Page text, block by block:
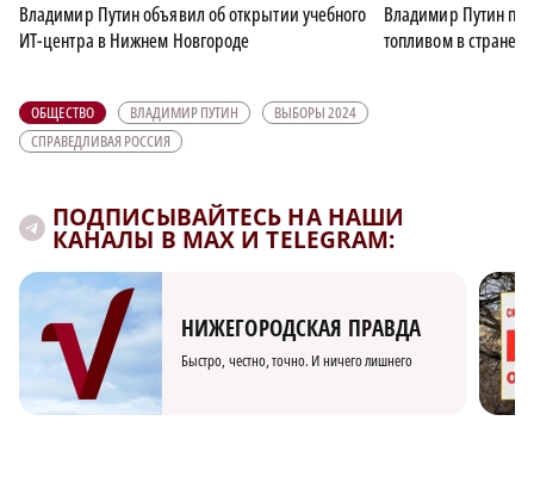
Владимир Путин объявил об открытии учебного
ИТ-центра в Нижнем Новгороде
Владимир Путин
топливом в стране
ОБЩЕСТВО ВЛАДИМИР ПУТИН
ВЫБОРЫ 2024
СПРАВЕДЛИВАЯ РОССИЯ
ПОДПИСЫВАЙТЕСЬ НА НАШИ
КАНАЛЫ В MAX И TELEGRAM:
НИЖЕГОРОДСКАЯ ПРАВДА
Быстро, честно, точно. И ничего лишнего